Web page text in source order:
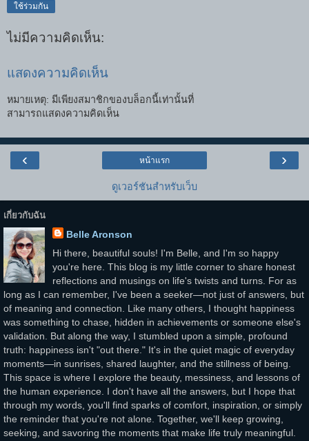
ใช้ร่วมกัน
ไม่มีความคิดเห็น:
แสดงความคิดเห็น
หมายเหตุ: มีเพียงสมาชิกของบล็อกนี้เท่านั้นที่
สามารถแสดงความคิดเห็น
‹ ›
หน้าแรก
ดูเวอร์ชันสำหรับเว็บ
เกี่ยวกับฉัน
Belle Aronson
Hi there, beautiful souls! I'm Belle, and I'm so happy
you're here. This blog is my little corner to share honest
reflections and musings on life's twists and turns. For as
long as I can remember, I've been a seeker—not just of answers, but
of meaning and connection. Like many others, I thought happiness
was something to chase, hidden in achievements or someone else's
validation. But along the way, I stumbled upon a simple, profound
truth: happiness isn't "out there." It's in the quiet magic of everyday
moments—in sunrises, shared laughter, and the stillness of being.
This space is where I explore the beauty, messiness, and lessons of
the human experience. I don't have all the answers, but I hope that
through my words, you'll find sparks of comfort, inspiration, or simply
the reminder that you're not alone. Together, we'll keep growing,
seeking, and savoring the moments that make life truly meaningful.